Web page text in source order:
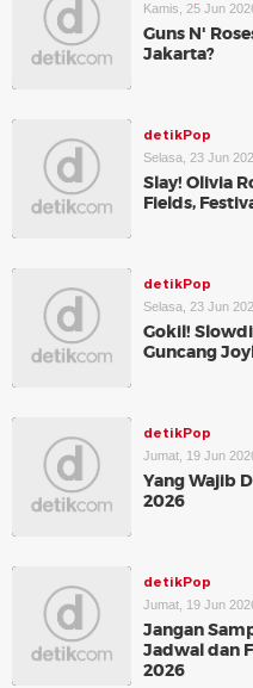
Kamis, 25 Jun
Guns N'
Jakarta?
detikPop
Selasa, 23 Jun
Slay! Olivia
Fields,
detikPop
Selasa, 23 Jun
Gokil!
Guncang
detikPop
Jumat, 19 Jun
Yang Wajib
2026
detikPop
Jumat, 19 Jun
Jangan
Jadwal dan
2026